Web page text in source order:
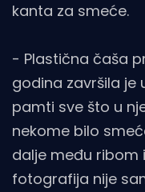
kanta za smeće.
- Plastična čaša
godina završila je
pamti sve što u
nekome bilo
dalje među ribom
fotografija nije